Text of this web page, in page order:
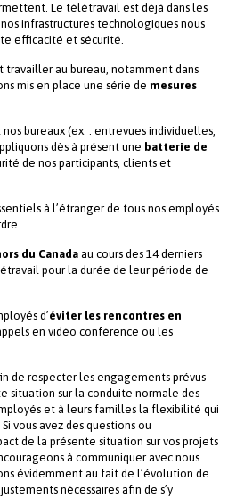
Le télétravail est déjà dans les
infrastructures technologiques nous
efficacité et sécurité.
travailler au bureau, notamment dans
mis en place une série de mesures
bureaux (ex. : entrevues individuelles,
dès à présent une batterie de
de nos participants, clients et
à l’étranger de tous nos employés
du Canada au cours des 14 derniers
pour la durée de leur période de
d’éviter les rencontres en
en vidéo conférence ou les
de respecter les engagements prévus
situation sur la conduite normale des
et à leurs familles la flexibilité qui
vous avez des questions ou
de la présente situation sur vos projets
à communiquer avec nous
évidemment au fait de l’évolution de
nécessaires afin de s’y